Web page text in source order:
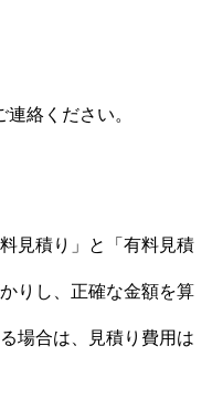
絡ください。
見積り」と「有料見積
りし、正確な金額を算
場合は、見積り費用は